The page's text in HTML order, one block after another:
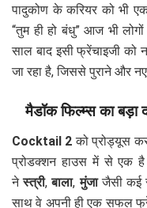
पादुकोण के करियर को भी
“तुम ही हो बंधु” आज भी
साल बाद इसी फ्रेंचाइजी
जा रहा है, जिससे पुराने और
मैडॉक फिल्म्स का बड़ा
Cocktail 2 को प्रोड्यूस
प्रोडक्शन हाउस में से एक
नेस्त्री,बाला,मुंजाजैसी कई
साथ वे अपनी ही एक सफल